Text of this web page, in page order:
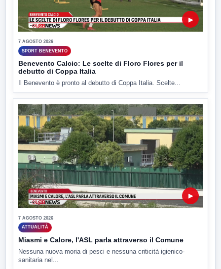
▶
7 AGOSTO 2026
SPORT BENEVENTO
Benevento Calcio: Le scelte di Floro Flores per il
debutto di Coppa Italia
Il Benevento è pronto al debutto di Coppa Italia. Scelte...
▶
7 AGOSTO 2026
ATTUALITÀ
Miasmi e Calore, l'ASL parla attraverso il Comune
Nessuna nuova moria di pesci e nessuna criticità igienico-
sanitaria nel...